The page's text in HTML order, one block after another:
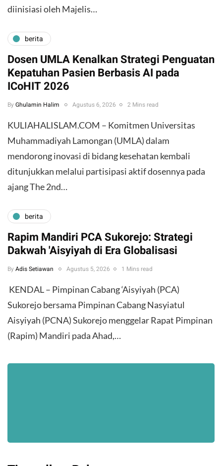
diinisiasi oleh Majelis…
berita
Dosen UMLA Kenalkan Strategi Penguatan
Kepatuhan Pasien Berbasis AI pada
ICoHIT 2026
By Ghulamin Halim Agustus 6, 2026 2 Mins read
KULIAHALISLAM.COM – Komitmen Universitas
Muhammadiyah Lamongan (UMLA) dalam
mendorong inovasi di bidang kesehatan kembali
ditunjukkan melalui partisipasi aktif dosennya pada
ajang The 2nd…
berita
Rapim Mandiri PCA Sukorejo: Strategi
Dakwah 'Aisyiyah di Era Globalisasi
By Adis Setiawan Agustus 5, 2026 1 Mins read
​ KENDAL – Pimpinan Cabang ‘Aisyiyah (PCA)
Sukorejo bersama Pimpinan Cabang Nasyiatul
Aisyiyah (PCNA) Sukorejo menggelar Rapat Pimpinan
(Rapim) Mandiri pada Ahad,…